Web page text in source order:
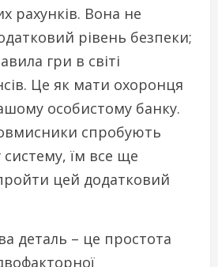
рахунків. Вона не
рівень безпеки;
гри в світі
Це як мати охоронця
особистому банку.
спробують
їм все ще
цей додатковий
деталь – це простота